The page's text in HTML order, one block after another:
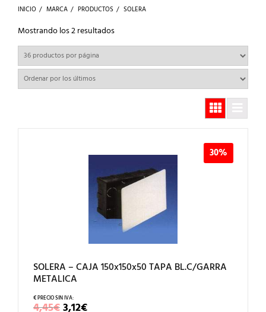
INICIO MARCA PRODUCTOS SOLERA
Mostrando los 2 resultadosOrdenado
por
últimos
30%
SOLERA – CAJA 150x150x50 TAPA BL.C/GARRA
METALICA
4,45€EL
3,12€EL